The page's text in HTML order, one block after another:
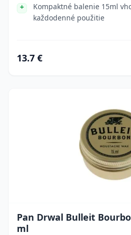
Kompaktné balenie 15ml
každodenné použitie
13.7 €
Pan Drwal Bulleit
ml